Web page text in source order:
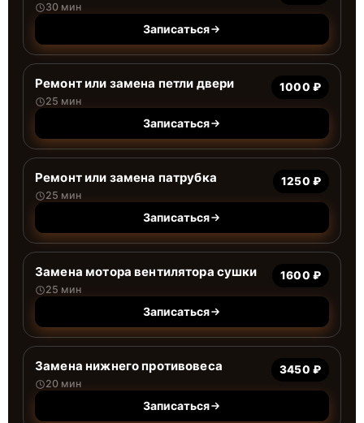
30 мин
Записаться
Ремонт или замена петли двери
25 мин
1000 ₽
Записаться
Ремонт или замена патрубка
25 мин
1250 ₽
Записаться
Замена мотора вентилятора сушки
25 мин
1600 ₽
Записаться
Замена нижнего противовеса
20 мин
3450 ₽
Записаться